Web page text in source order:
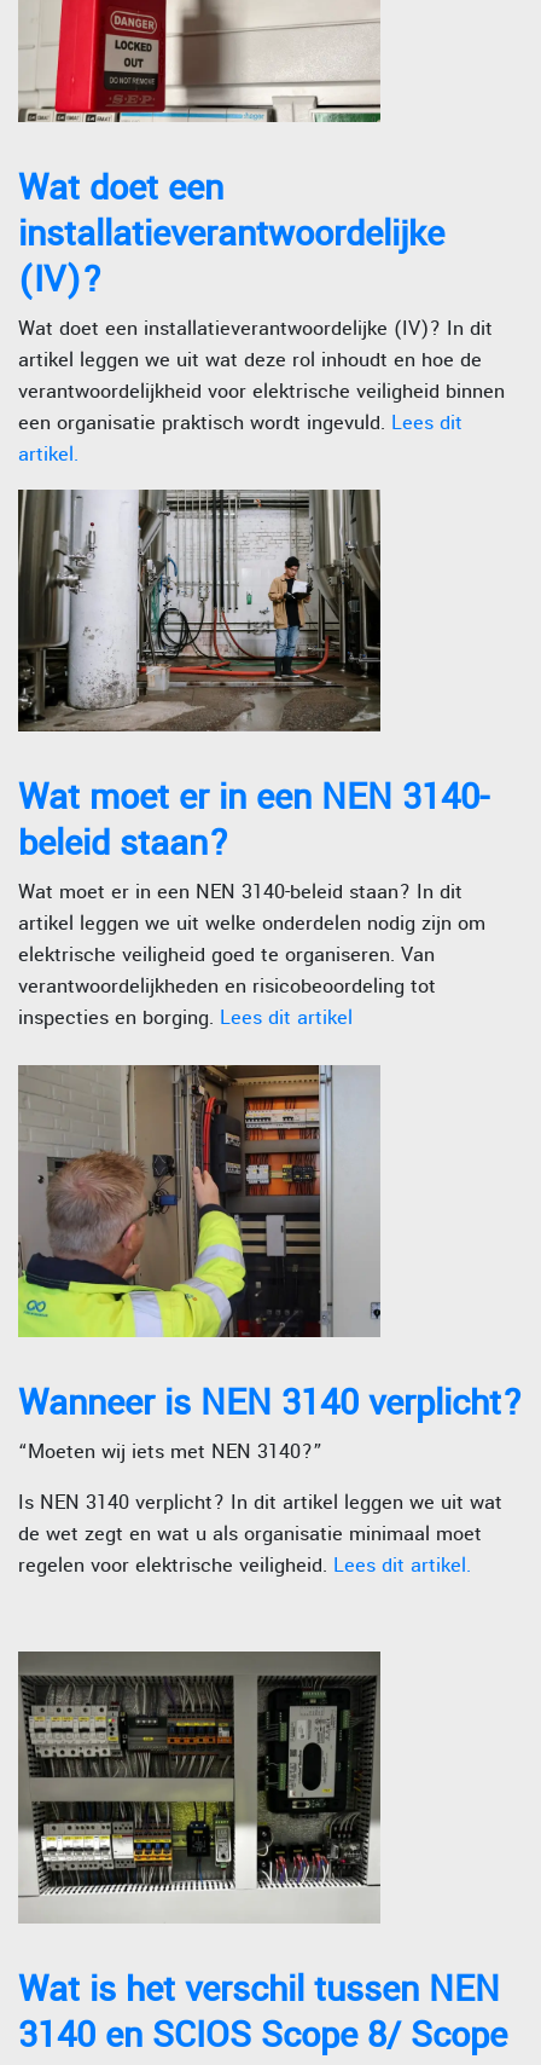
Wat doet een
installatieverantwoordelijke
(IV)?
Wat doet een installatieverantwoordelijke (IV)? In dit
artikel leggen we uit wat deze rol inhoudt en hoe de
verantwoordelijkheid voor elektrische veiligheid binnen
een organisatie praktisch wordt ingevuld. Lees dit
artikel.
Wat moet er in een NEN 3140-
beleid staan?
Wat moet er in een NEN 3140-beleid staan? In dit
artikel leggen we uit welke onderdelen nodig zijn om
elektrische veiligheid goed te organiseren. Van
verantwoordelijkheden en risicobeoordeling tot
inspecties en borging. Lees dit artikel
Wanneer is NEN 3140 verplicht?
“Moeten wij iets met NEN 3140?”
Is NEN 3140 verplicht? In dit artikel leggen we uit wat
de wet zegt en wat u als organisatie minimaal moet
regelen voor elektrische veiligheid. Lees dit artikel.
Wat is het verschil tussen NEN
3140 en SCIOS Scope 8/ Scope